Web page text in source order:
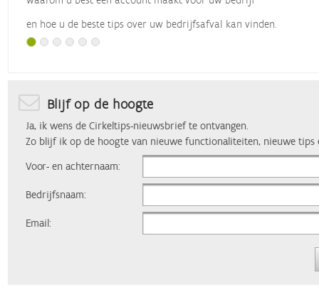
en hoe u de beste tips over uw bedrijfsafval kan vinden.
Blijf op de hoogte
Ja, ik wens de Cirkeltips-nieuwsbrief te ontvangen.
Zo blijf ik op de hoogte van nieuwe functionaliteiten, nieuwe tips
Voor- en achternaam:
Bedrijfsnaam:
Email: